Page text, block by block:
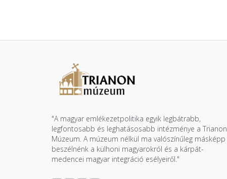
"A magyar emlékezetpolitika egyik legbátrabb,
legfontosabb és leghatásosabb intézménye a Trianon
Múzeum. A múzeum nélkül ma valószínűleg másképp
beszélnénk a külhoni magyarokról és a kárpát-
medencei magyar integráció esélyeiről."